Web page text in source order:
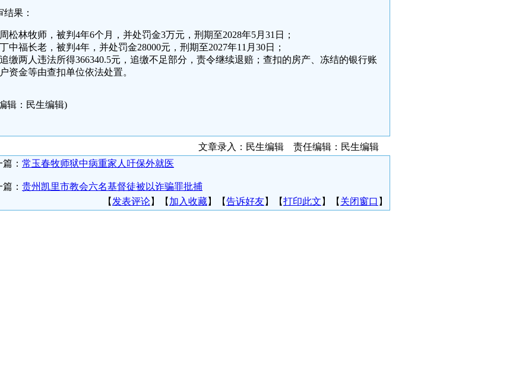
结果：
周松林牧师，被判4年6个月，并处罚金3万元，刑期至2028年5月31日；
丁中福长老，被判4年，并处罚金28000元，刑期至2027年11月30日；
追缴两人违法所得366340.5元，追缴不足部分，责令继续退赔；查扣的房产、冻结的银行账
户资金等由查扣单位依法处置。
辑：民生编辑)
文章录入：民生编辑 责任编辑：民生编辑
篇： 常玉春牧师狱中病重家人吁保外就医
： 贵州凯里市教会六名基督徒被以诈骗罪批捕
【 发表评论】【 加入收藏】【告诉好友】【打印此文 】【 关闭窗口 】